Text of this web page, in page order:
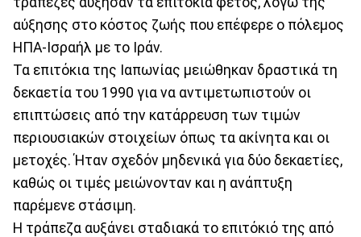
αύξησης στο κόστος ζωής που επέφερε ο πόλεμος
ΗΠΑ-Ισραήλ με το Ιράν.
Τα επιτόκια της Ιαπωνίας μειώθηκαν δραστικά τη
δεκαετία του 1990 για να αντιμετωπιστούν οι
επιπτώσεις από την κατάρρευση των τιμών
περιουσιακών στοιχείων όπως τα ακίνητα και οι
μετοχές. Ήταν σχεδόν μηδενικά για δύο δεκαετίες,
καθώς οι τιμές μειώνονταν και η ανάπτυξη
παρέμενε στάσιμη.
Η τράπεζα αυξάνει σταδιακά το επιτόκιό της από